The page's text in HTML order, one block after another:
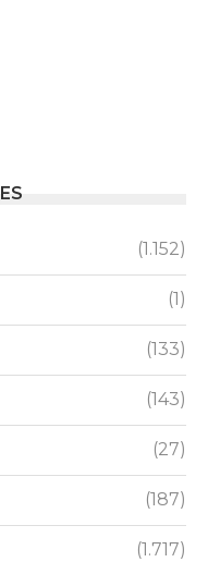
(1.152)
(1)
(133)
(143)
(27)
(187)
(1.717)